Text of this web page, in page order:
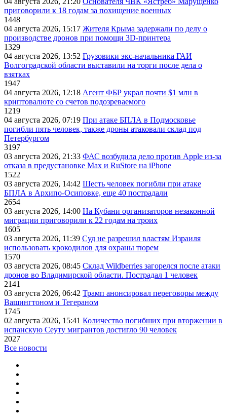
приговорили к 18 годам за похищение военных
1448
04 августа 2026, 15:17 Жителя Крыма задержали по делу о
производстве дронов при помощи 3D‑принтера
1329
04 августа 2026, 13:52 Грузовики экс-начальника ГАИ
Волгоградской области выставили на торги после дела о
взятках
1947
04 августа 2026, 12:18 Агент ФБР украл почти $1 млн в
криптовалюте со счетов подозреваемого
1219
04 августа 2026, 07:19 При атаке БПЛА в Подмосковье
погибли пять человек, также дроны атаковали склад под
Петербургом
3197
03 августа 2026, 21:33 ФАС возбудила дело против Apple из-за
отказа в предустановке Max и RuStore на iPhone
1522
03 августа 2026, 14:42 Шесть человек погибли при атаке
БПЛА в Архипо-Осиповке, еще 40 пострадали
2654
03 августа 2026, 14:00 На Кубани организаторов незаконной
миграции приговорили к 22 годам на троих
1605
03 августа 2026, 11:39 Суд не разрешил властям Израиля
использовать крокодилов для охраны тюрем
1570
03 августа 2026, 08:45 Склад Wildberries загорелся после атаки
дронов во Владимирской области. Пострадал 1 человек
2141
03 августа 2026, 06:42 Трамп анонсировал переговоры между
Вашингтоном и Тегераном
1745
02 августа 2026, 15:41 Количество погибших при вторжении в
испанскую Сеуту мигрантов достигло 90 человек
2027
Все новости